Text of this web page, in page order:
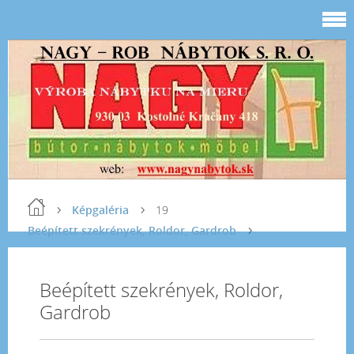
Képgaléria
Beépített szekrények, Roldor, Gardrob
19
Beépített szekrények, Roldor,
Gardrob